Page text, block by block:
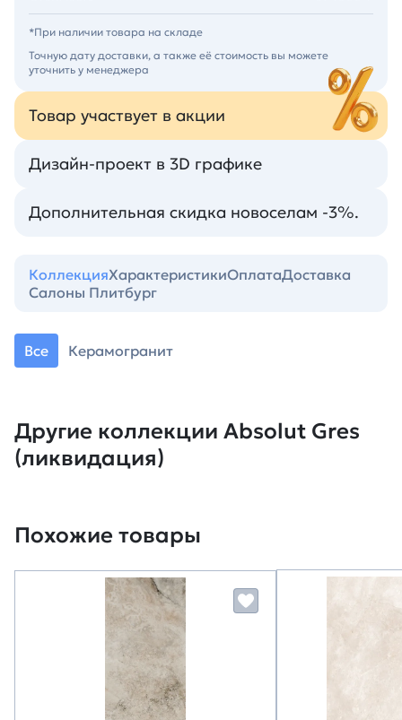
*При наличии товара на складе
Точную дату доставки, а также её стоимость вы можете
уточнить у менеджера
Товар участвует в акции
Дизайн-проект в 3D графике
Дополнительная скидка новоселам -3%.
КоллекцияХарактеристикиОплатаДоставка
Салоны Плитбург
Все Керамогранит
Другие коллекции Absolut Gres
(ликвидация)
Похожие товары